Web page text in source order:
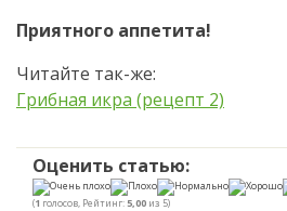
Приятного аппетита!
Читайте так-же:
Грибная икра (рецепт 2)
Оценить статью:
(1 голосов, Рейтинг: 5,00 из 5)